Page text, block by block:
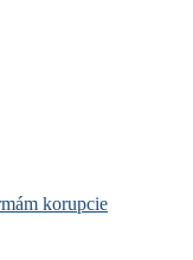
korupcie